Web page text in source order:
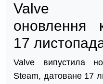
Valve
оновлення
17
Valve випустила
Steam, датоване 17